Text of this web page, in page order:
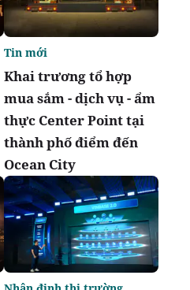
Khai trương tổ hợp
mua sắm - dịch vụ - ẩm
thực Center Point tại
thành phố điểm đến
Ocean City
Tin mới